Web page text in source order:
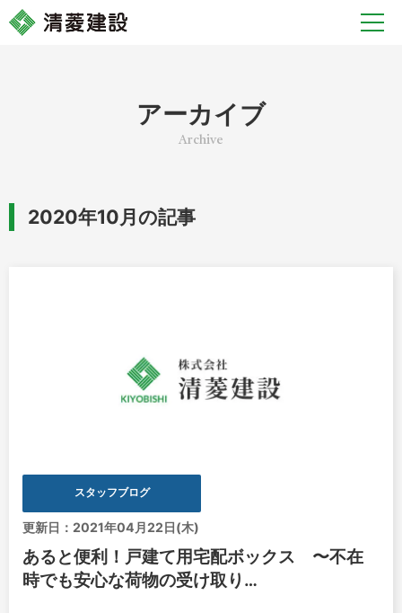
アーカイブ
2020年10月の記事
スタッフブログ
更新日：2021年04月22日(木)
あると便利！戸建て用宅配ボックス 〜不在
時でも安心な荷物の受け取り…